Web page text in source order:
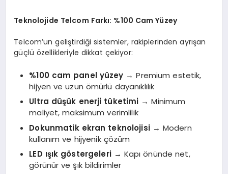
Teknolojide Telcom Farkı: %100 Cam Yüzey
Telcom’un geliştirdiği sistemler, rakiplerinden ayrışan
güçlü özellikleriyle dikkat çekiyor:
%100 cam panel yüzey → Premium estetik,
hijyen ve uzun ömürlü dayanıklılık
Ultra düşük enerji tüketimi → Minimum
maliyet, maksimum verimlilik
Dokunmatik ekran teknolojisi→ Modern
kullanım ve hijyenik çözüm
LED ışık göstergeleri→ Kapı önünde net,
görünür ve şık bildirimler